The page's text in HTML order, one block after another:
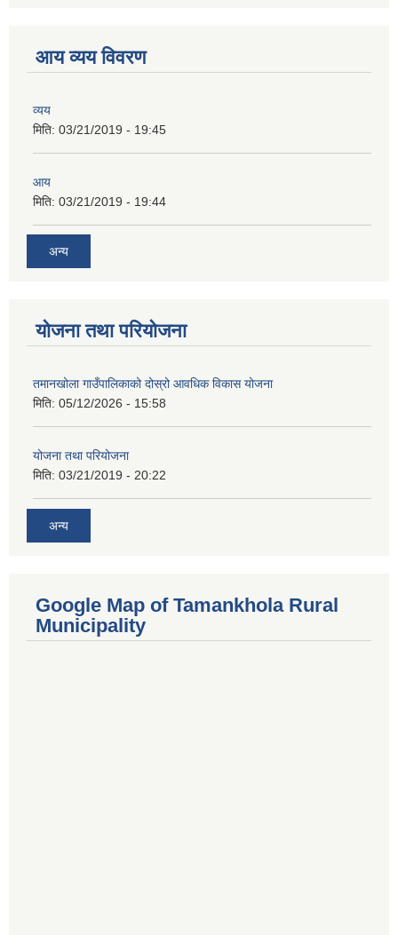
आय व्यय विवरण
व्यय
मिति: 03/21/2019 - 19:45
आय
मिति: 03/21/2019 - 19:44
अन्य
योजना तथा परियोजना
तमानखोला गाउँपालिकाको दोस्रो आवधिक विकास योजना
मिति: 05/12/2026 - 15:58
योजना तथा परियोजना
मिति: 03/21/2019 - 20:22
अन्य
Google Map of Tamankhola Rural
Municipality